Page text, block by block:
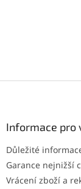
Informace pro
Důležité
Garance nejnižší
Vrácení zboží a